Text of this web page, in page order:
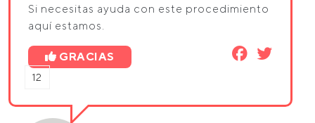
Si necesitas ayuda con este procedimiento
aquí estamos.
GRACIAS
12